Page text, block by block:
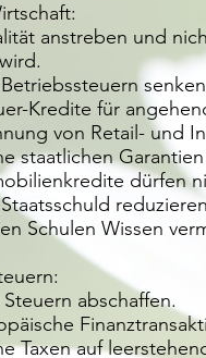
anstreben und
Kredite für
von Retail- und
Garantien
dürfen
Schulen Wissen
abschaffen.
auf